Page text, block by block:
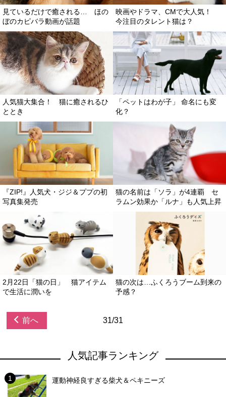
見ているだけで癒される… ほの
ぼのカピバラ動画が話題
映画やドラマ、CMで大人気！
今注目のタレント猫は？
人気猫大集合！ 猫に癒されるひ
ととき
「ペットはわが子」 命名にも変
化？
『ZIP!』人気犬・ジジ＆ププの初
写真集発売
猫の名前は「ソラ」が4連覇 セ
ラムン効果か「ルナ」も人気上昇
2月22日「猫の日」 猫アイテム
で生活に潤いを
猫の次は…ふくろうブーム到来の
予感？
前へ 31/31
人気記事ランキング
運動神経良すぎる柴犬＆ペキニーズ